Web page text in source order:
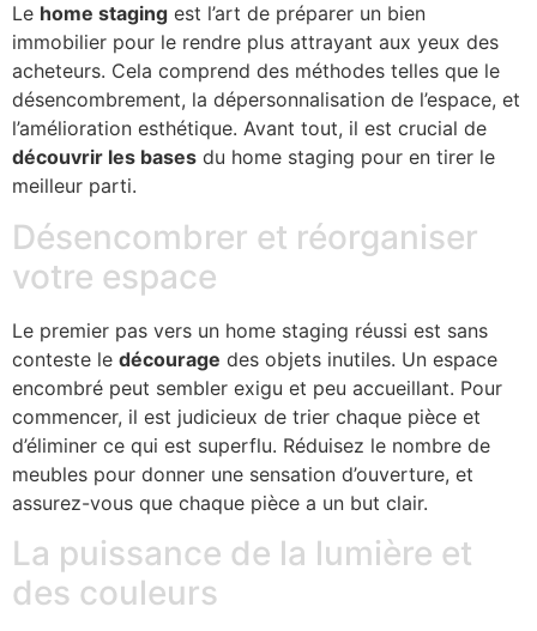
Le home staging est l’art de préparer un bien
immobilier pour le rendre plus attrayant aux yeux des
acheteurs. Cela comprend des méthodes telles que le
désencombrement, la dépersonnalisation de l’espace, et
l’amélioration esthétique. Avant tout, il est crucial de
découvrir les bases du home staging pour en tirer le
meilleur parti.
Désencombrer et réorganiser
votre espace
Le premier pas vers un home staging réussi est sans
conteste le décourage des objets inutiles. Un espace
encombré peut sembler exigu et peu accueillant. Pour
commencer, il est judicieux de trier chaque pièce et
d’éliminer ce qui est superflu. Réduisez le nombre de
meubles pour donner une sensation d’ouverture, et
assurez-vous que chaque pièce a un but clair.
La puissance de la lumière et
des couleurs